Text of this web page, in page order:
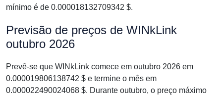
mínimo é de 0.000018132709342 $.
Previsão de preços de WINkLink
outubro 2026
Prevê-se que WINkLink comece em outubro 2026 em
0.000019806138742 $ e termine o mês em
0.000022490024068 $. Durante outubro, o preço máximo